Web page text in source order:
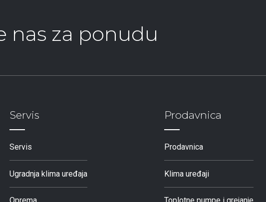
nas za ponudu
Servis
Servis
Ugradnja klima uređaja
Prodavnica
Prodavnica
Klima uređaji